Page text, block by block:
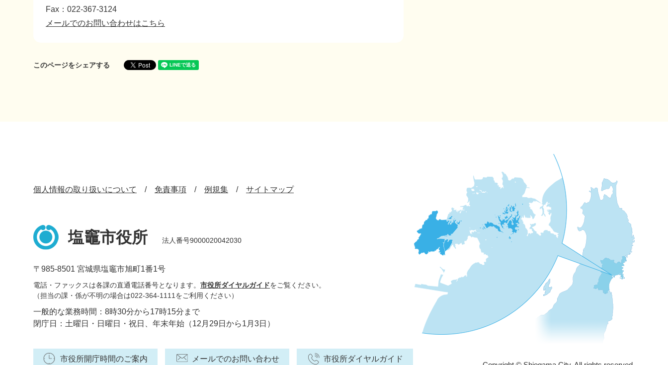
Fax：022-367-3124
メールでのお問い合わせはこちら
このページをシェアする
個人情報の取り扱いについて 免責事項 例規集 サイトマップ
塩竈市役所 法人番号9000020042030
〒985-8501 宮城県塩竈市旭町1番1号
電話・ファックスは各課の直通電話番号となります。 市役所ダイヤルガイドをご覧ください。
（担当の課・係が不明の場合は022-364-1111をご利用ください）
一般的な業務時間：8時30分から17時15分まで
閉庁日：土曜日・日曜日・祝日、年末年始（12月29日から1月3日）
市役所開庁時間のご案内 メールでのお問い合わせ 市役所ダイヤルガイド